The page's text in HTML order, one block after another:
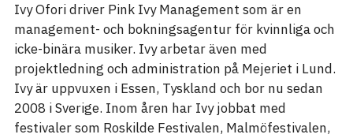
Ivy Ofori driver Pink Ivy Management som är en
management- och bokningsagentur för kvinnliga och
icke-binära musiker. Ivy arbetar även med
projektledning och administration på Mejeriet i Lund.
Ivy är uppvuxen i Essen, Tyskland och bor nu sedan
2008 i Sverige. Inom åren har Ivy jobbat med
festivaler som Roskilde Festivalen, Malmöfestivalen,